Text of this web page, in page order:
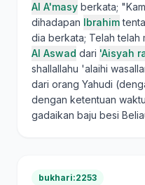
Al A'masy berkata;
dihadapan Ibrahim
dia berkata; Telah telah
Al Aswad dari 'Aisyah
shallallahu 'alaihi
dari orang Yahudi
dengan ketentuan
gadaikan baju besi
bukhari:2253